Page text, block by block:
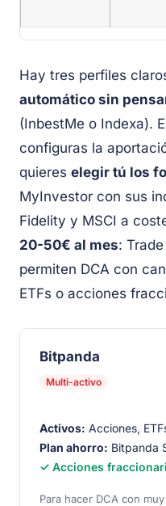
Hay tres perfiles
automático sin
(InbestMe o Indexa).
configuras la
quieres elegir tú los
MyInvestor con sus
Fidelity y MSCI a
20-50€ al mes:
permiten DCA con
ETFs o acciones
Bitpanda
Multi-activo
Activos: Acciones,
Plan ahorro: Bitpanda
✓ Acciones
Para hacer DCA con